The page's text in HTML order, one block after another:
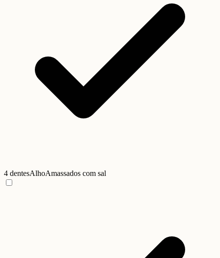
4 dentesAlhoAmassados com sal